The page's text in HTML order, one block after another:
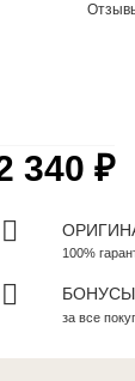
340 ₽
100%
за все